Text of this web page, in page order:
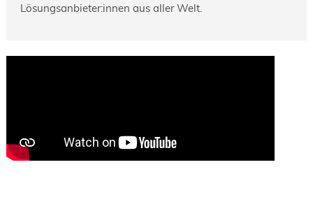
Lösungsanbieter:innen aus aller Welt.